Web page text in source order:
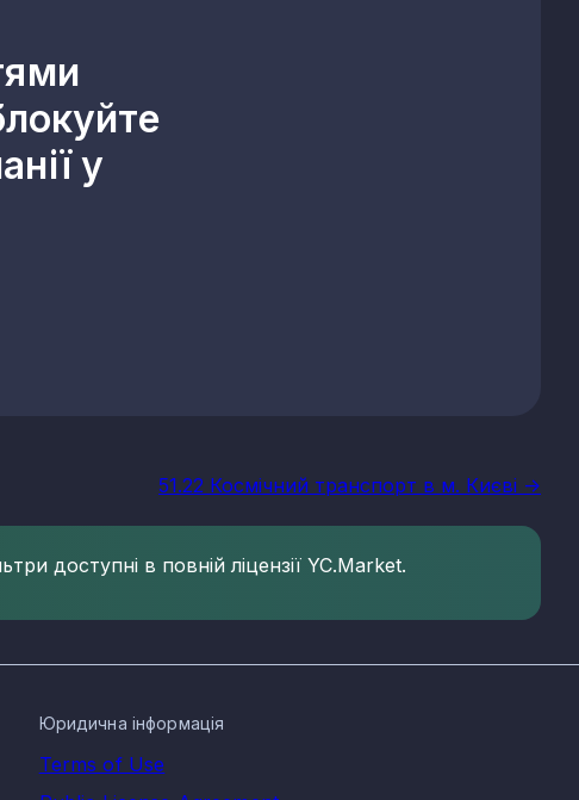
у
51.22 Космічний транспорт в м. Києві ->
доступні в повній ліцензії YC.Market.
Юридична інформація
Terms of Use